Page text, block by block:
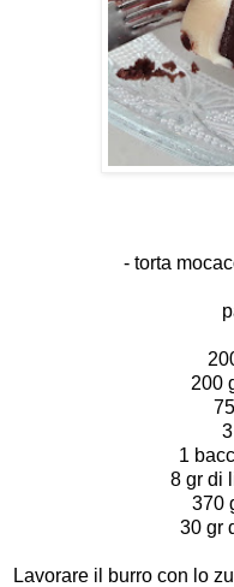
- torta
200
1
8 gr di
370
30 gr
Lavorare il burro con lo